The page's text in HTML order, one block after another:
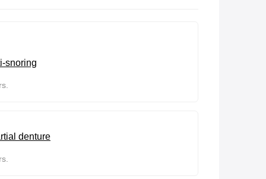
snoring
denture